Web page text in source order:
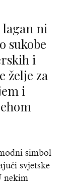
sukobe
i
želje za
i
simbol
svjetske
nekim